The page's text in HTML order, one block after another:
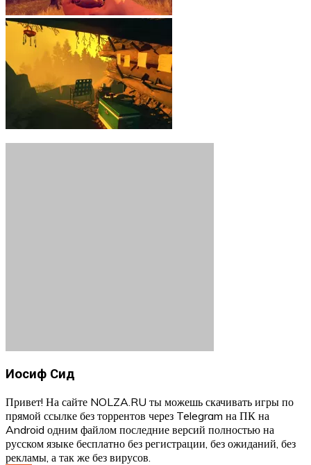
Иосиф Сид
Привет! На сайте NOLZA.RU ты можешь скачивать игры по
прямой ссылке без торрентов через Telegram на ПК на
Android одним файлом последние версий полностью на
русском языке бесплатно без регистрации, без ожиданий, без
рекламы, а так же без вирусов.